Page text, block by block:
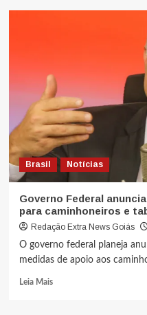
Brasil Notícias
Governo Federal
para caminhoneiros e
Redação Extra News Goiás
O governo federal planeja
medidas de apoio aos
Leia Mais